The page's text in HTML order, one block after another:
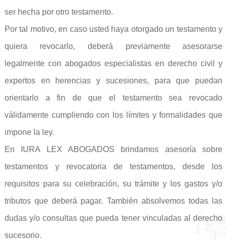
ser hecha por otro testamento.
Por tal motivo, en caso usted haya otorgado un testamento y
quiera revocarlo, deberá previamente asesorarse
legalmente con abogados especialistas en derecho civil y
expertos en herencias y sucesiones, para que puedan
orientarlo a fin de que el testamento sea revocado
válidamente cumpliendo con los límites y formalidades que
impone la ley.
En IURA LEX ABOGADOS brindamos asesoría sobre
testamentos y revocatoria de testamentos, desde los
requisitos para su celebración, su trámite y los gastos y/o
tributos que deberá pagar. También absolvemos todas las
dudas y/o consultas que pueda tener vinculadas al derecho
sucesorio.